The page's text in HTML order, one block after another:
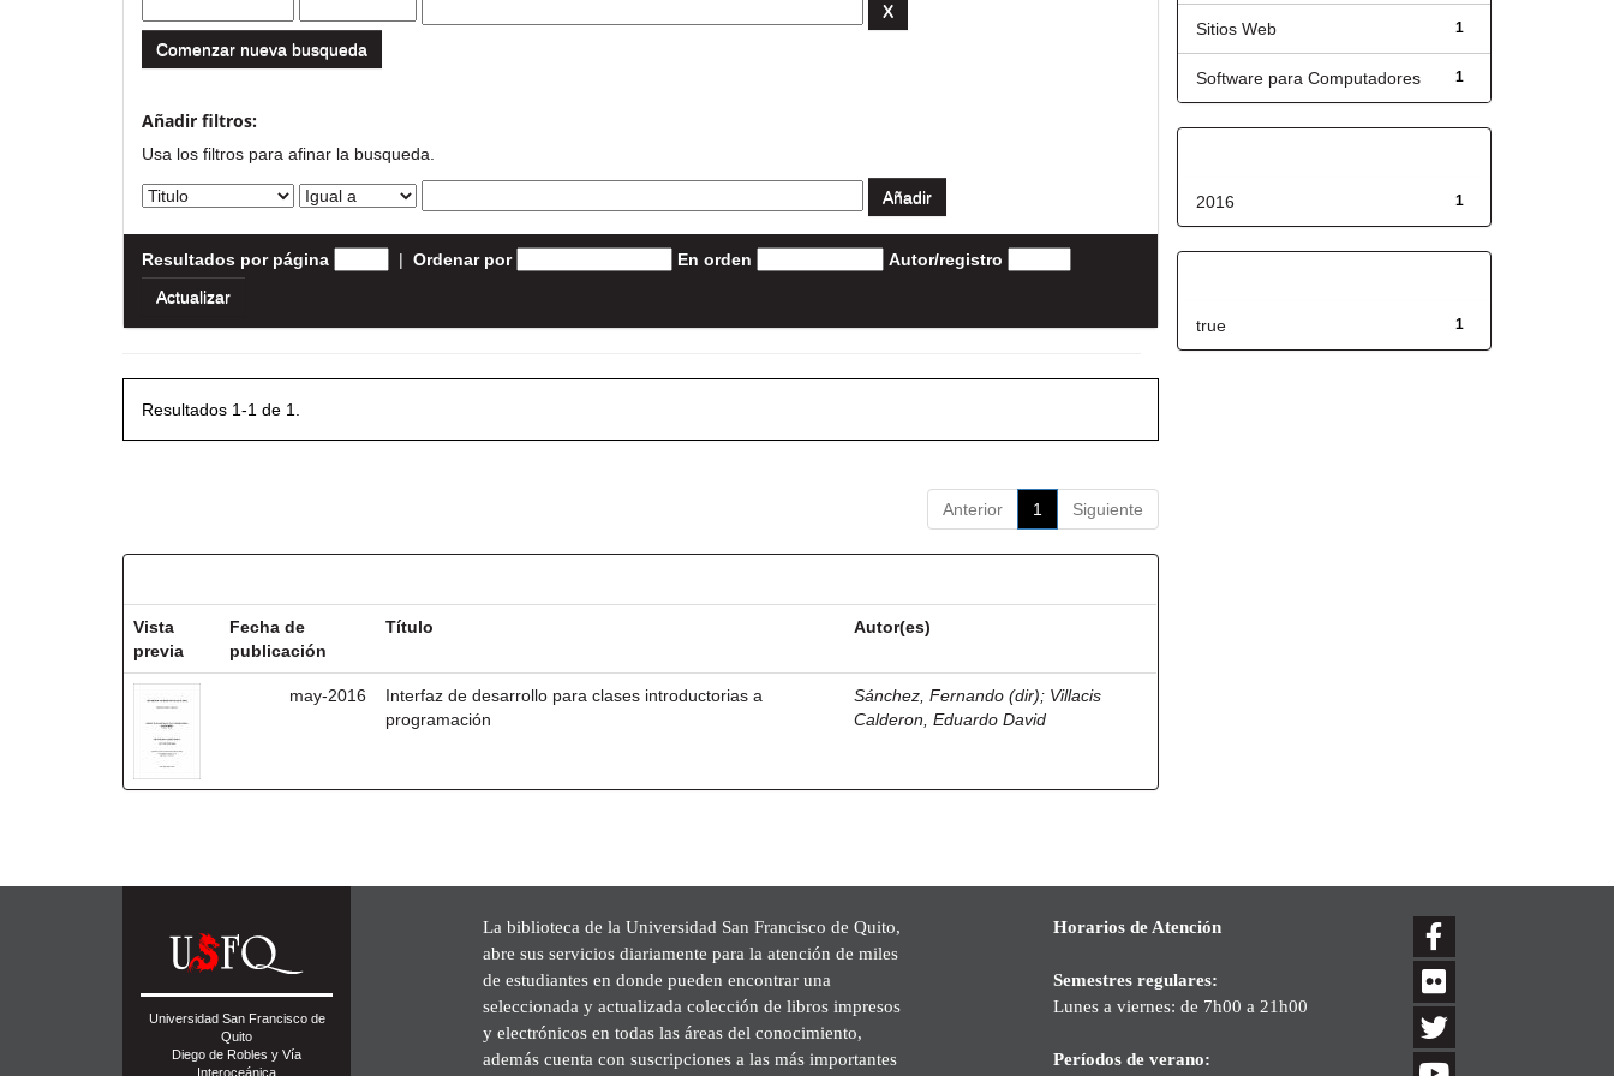
Comenzar nueva busqueda
Añadir filtros:
Usa los filtros para afinar la busqueda.
Resultados por página | Ordenar por En orden Autor/registro
Resultados 1-1 de 1.
Anterior 1 Siguiente
Vista
previa
Fecha de
publicación
Título Autor(es)
may-2016
Interfaz de desarrollo para clases introductorias a
programación
Sánchez, Fernando (dir); Villacis
Calderon, Eduardo David
1
Sitios Web
1
Software para Computadores
1
2016
1
true
Universidad San Francisco de
Quito
Diego de Robles y Vía
Interoceánica
La biblioteca de la Universidad San Francisco de Quito,
abre sus servicios diariamente para la atención de miles
de estudiantes en donde pueden encontrar una
seleccionada y actualizada colección de libros impresos
y electrónicos en todas las áreas del conocimiento,
además cuenta con suscripciones a las más importantes
Horarios de Atención
Semestres regulares:
Lunes a viernes: de 7h00 a 21h00
Períodos de verano: